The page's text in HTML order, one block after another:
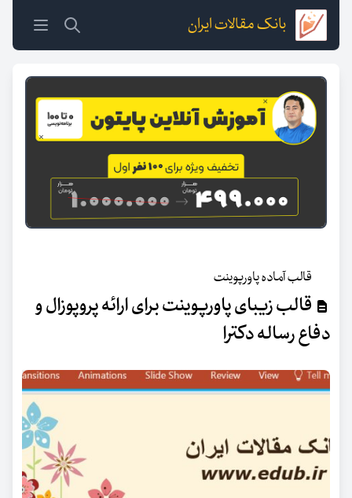
بانک مقالات ایران
قالب آماده پاورپوینت
قالب زیبای پاورپوینت برای ارائه پروپوزال و
دفاع رساله دکترا